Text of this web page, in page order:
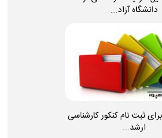
دانشگاه آزاد...
ثبت نام کنکور کارشناسی
ارشد...